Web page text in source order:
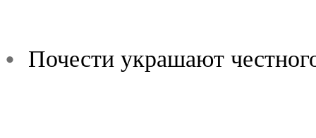
• Почести украшают